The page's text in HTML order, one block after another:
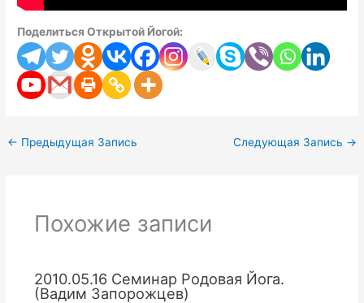
Поделиться Открытой Йогой:
← Предыдущая Запись Следующая Запись →
Похожие записи
2010.05.16 Семинар Родовая Йога.
(Вадим Запорожцев)